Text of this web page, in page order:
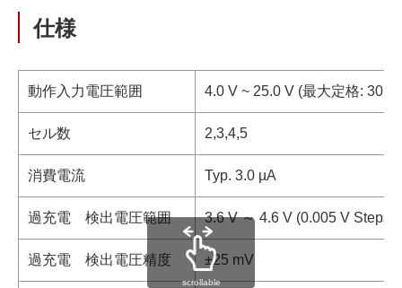
仕様
動作入力電圧範囲 4.0 V ~ 25.0 V (最大定格: 30 V)
セル数 2,3,4,5
消費電流 Typ. 3.0 µA
過充電 検出電圧範囲 3.6 V ～ 4.6 V (0.005 V Steps)
過充電 検出電圧精度 ±25 mV
scrollable